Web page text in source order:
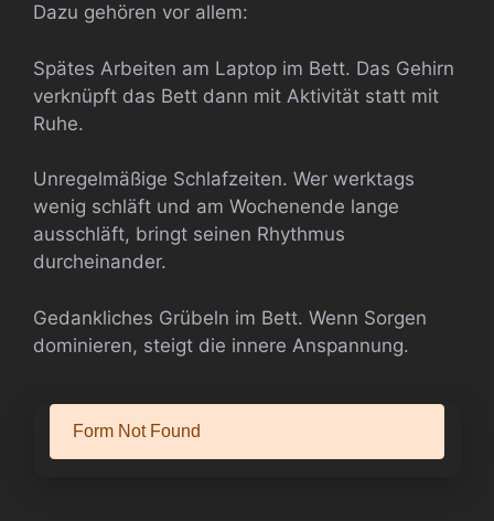
Dazu gehören vor allem:
Spätes Arbeiten am Laptop im Bett. Das Gehirn
verknüpft das Bett dann mit Aktivität statt mit
Ruhe.
Unregelmäßige Schlafzeiten. Wer werktags
wenig schläft und am Wochenende lange
ausschläft, bringt seinen Rhythmus
durcheinander.
Gedankliches Grübeln im Bett. Wenn Sorgen
dominieren, steigt die innere Anspannung.